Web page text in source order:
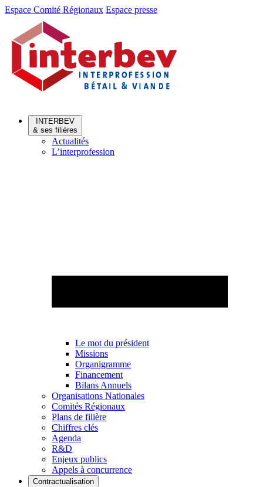
Aller
Aller
contenu
Espace Comité Régionaux Espace presse
INTERBEV
& ses filières
Actualités
L’interprofession
Le mot du président
Missions
Organigramme
Financement
Bilans Annuels
Organisations Nationales
Comités Régionaux
Plans de filière
Chiffres clés
Agenda
R&D
Enjeux publics
Appels à concurrence
Contractualisation